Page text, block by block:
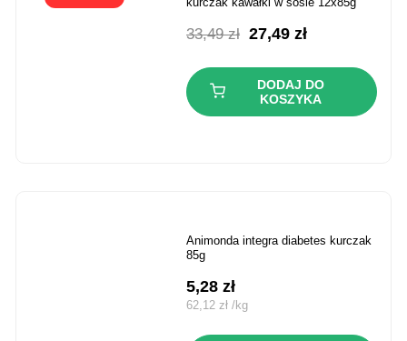
33,49zł Pierwotna
33,49 zł.
27,49złAktualna
wynosi:
27,49 zł.
DODAJ DO
KOSZYKA
animonda integra diabetes kurczak
85g
5,28zł
62,12 zł /kg